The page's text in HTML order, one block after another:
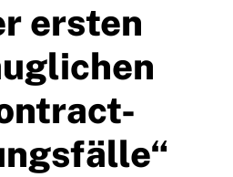
ersten